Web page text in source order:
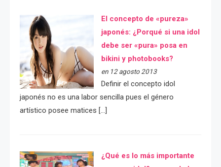
El concepto de «pureza»
japonés: ¿Porqué si una idol
debe ser «pura» posa en
bikini y photobooks?
en 12 agosto 2013
Definir el concepto idol
japonés no es una labor sencilla pues el género
artístico posee matices […]
¿Qué es lo más importante